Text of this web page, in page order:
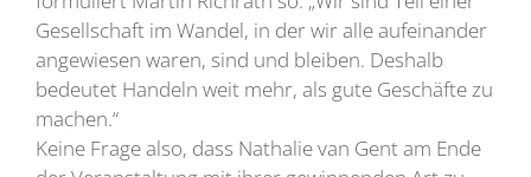
Gesellschaft im Wandel, in der wir alle aufeinander
angewiesen waren, sind und bleiben. Deshalb
bedeutet Handeln weit mehr, als gute Geschäfte zu
machen.“
Keine Frage also, dass Nathalie van Gent am Ende